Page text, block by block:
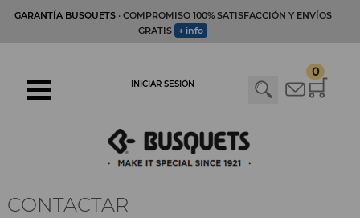
GARANTÍA BUSQUETS· COMPROMISO 100% SATISFACCIÓN Y ENVÍOS
GRATIS + info
0
INICIAR SESIÓN
CONTACTAR